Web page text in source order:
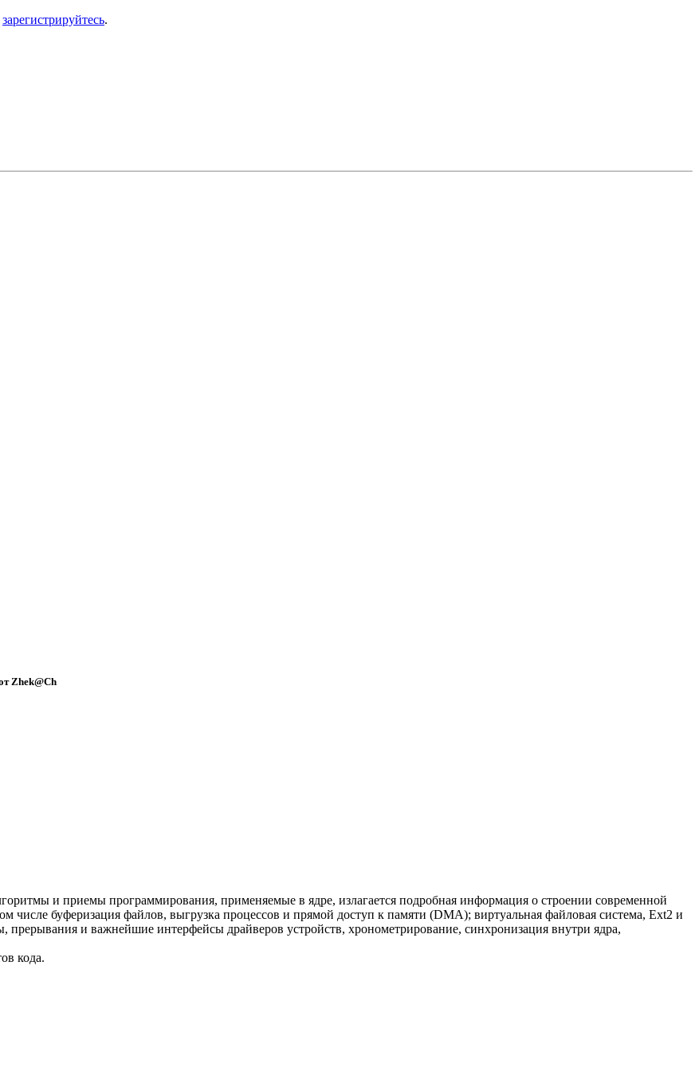
зарегистрируйтесь.
Zhek@Ch
и приемы программирования, применяемые в ядре, излагается подробная информация о строении современной
числе буферизация файлов, выгрузка процессов и прямой доступ к памяти (DMA); виртуальная файловая система, Ext2 и
и важнейшие интерфейсы драйверов устройств, хронометрирование, синхронизация внутри ядра,
кода.